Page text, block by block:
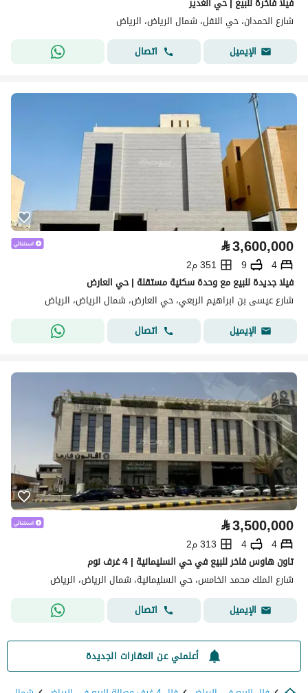
شارع الحمدان، حي النفل، شمال الرياض، الرياض
الإيميل
اتصال
⃁3,600,000
4
9
351 م2
فيلا جديدة للبيع مع وحدة سكنية مستقلة | حي العارض
شارع عيسى بن ابراهيم الربعي، حي العارض، شمال الرياض، الرياض
الإيميل
اتصال
⃁3,500,000
4
4
313 م2
تاون هاوس فاخر للبيع في حي السليمانية | 4 غرف نوم
شارع الملك محمد الخامس، حي السليمانية، شمال الرياض، الرياض
الإيميل
اتصال
أعلمني عن العقارات الجديدة